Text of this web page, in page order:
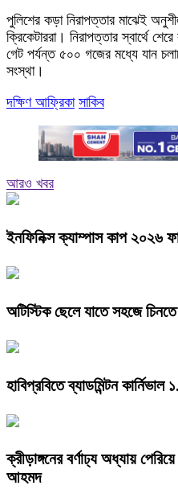
পুলিশের কড়া নিরাপত্তার মাঝেই
ক্রিকেটাররা। নিরাপত্তার স্বার্থে
গেট পর্যন্ত ৫০০ গজের মধ্যে যান
সংস্থা।
দক্ষিণ আফ্রিকা সাকিব
আরও খবর
ইনফিনিক্স ক্যাম্পাস কাপ
অটিস্টিক ছেলে যাতে সহজে
হাবিপ্রবিতে ব্যাডমিন্টন
ক্রীড়াঙ্গনের বর্ণাঢ্য অধ্যায়
আহমদ